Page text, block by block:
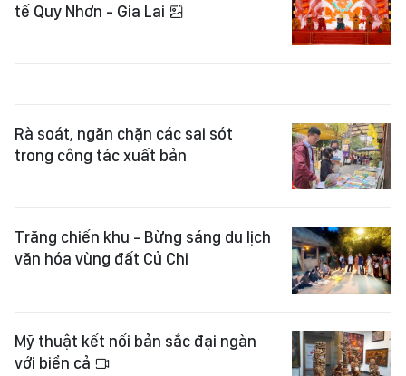
tế Quy Nhơn - Gia Lai
Rà soát, ngăn chặn các sai sót
trong công tác xuất bản
Trăng chiến khu - Bừng sáng du lịch
văn hóa vùng đất Củ Chi
Mỹ thuật kết nối bản sắc đại ngàn
với biển cả